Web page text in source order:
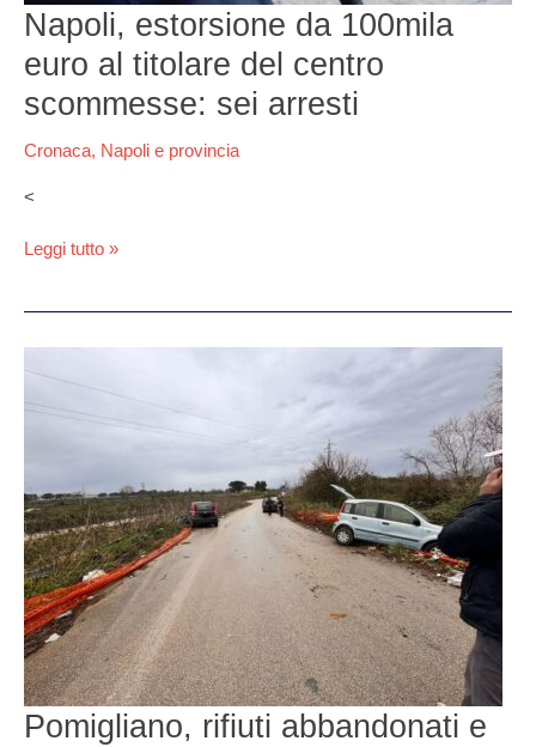
Napoli, estorsione da 100mila
euro al titolare del centro
scommesse: sei arresti
Cronaca, Napoli e provincia
<
arresti
Leggi tutto »
Pomigliano, rifiuti abbandonati e
abbandonati
incidenti
multipli
nelle
ultime
settimane